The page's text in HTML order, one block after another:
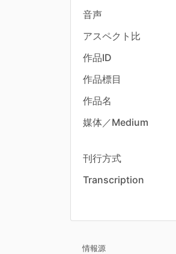
音声
アスペクト比
作品ID
作品標目
作品名
媒体／Medium
刊行方式
Transcription
情報源